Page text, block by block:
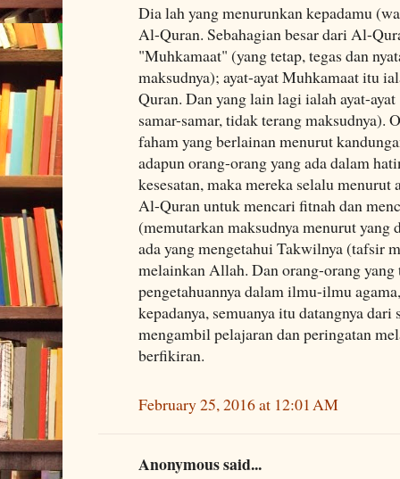
Dia lah yang menurunkan kepadamu
Al-Quran. Sebahagian besar dari Al-
"Muhkamaat" (yang tetap, tegas dan
maksudnya); ayat-ayat Muhkamaat itu
Quran. Dan yang lain lagi ialah ayat-
samar-samar, tidak terang maksudnya).
faham yang berlainan menurut
adapun orang-orang yang ada dalam
kesesatan, maka mereka selalu menurut
Al-Quran untuk mencari fitnah dan
(memutarkan maksudnya menurut yang
ada yang mengetahui Takwilnya (tafsir
melainkan Allah. Dan orang-orang yang
pengetahuannya dalam ilmu-ilmu
kepadanya, semuanya itu datangnya
mengambil pelajaran dan peringatan
berfikiran.
February 25, 2016 at 12:01 AM
Anonymous said...